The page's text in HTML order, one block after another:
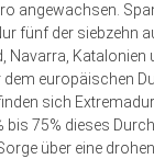
angewachsen.
fünf der siebzehn
Navarra, Katalonien
dem europäischen
sich
bis 75% dieses
über eine